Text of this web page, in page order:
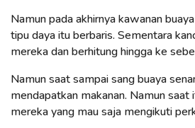
Namun pada akhirnya kawanan
tipu daya itu berbaris. Sementara
mereka dan berhitung hingga ke
Namun saat sampai sang buaya
mendapatkan makanan. Namun
mereka yang mau saja mengikuti